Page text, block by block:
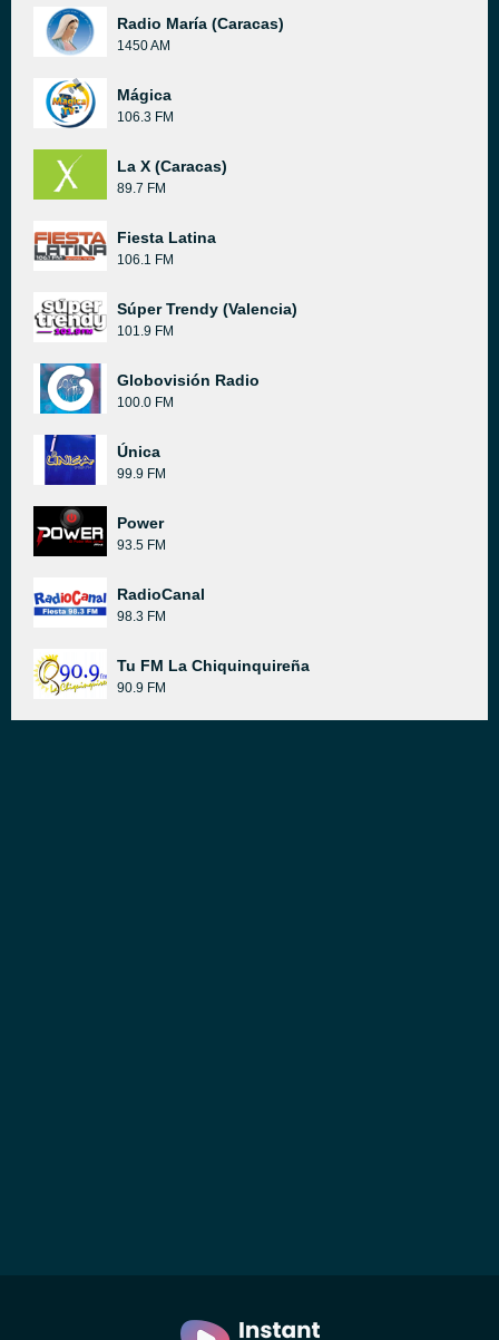
Radio María (Caracas)
1450 AM
Mágica
106.3 FM
La X (Caracas)
89.7 FM
Fiesta Latina
106.1 FM
Súper Trendy (Valencia)
101.9 FM
Globovisión Radio
100.0 FM
Única
99.9 FM
Power
93.5 FM
RadioCanal
98.3 FM
Tu FM La Chiquinquireña
90.9 FM